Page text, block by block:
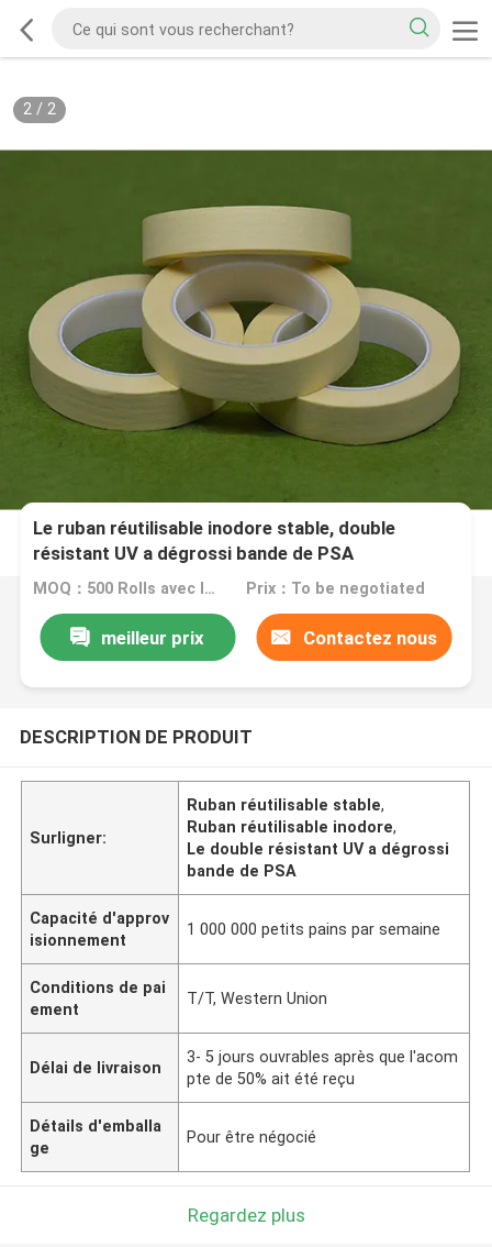
2/ 2
Le ruban réutilisable inodore stable, double
résistant UV a dégrossi bande de PSA
MOQ：500 Rolls avec les mêmes spécifications Prix：To be negotiated
meilleur prix Contactez nous
DESCRIPTION DE PRODUIT
Surligner:
Ruban réutilisable stable,
Ruban réutilisable inodore,
Le double résistant UV a dégrossi
bande de PSA
Capacité d'approv
isionnement
1 000 000 petits pains par semaine
Conditions de pai
ement
T/T, Western Union
Délai de livraison
3- 5 jours ouvrables après que l'acom
pte de 50% ait été reçu
Détails d'emballa
ge
Pour être négocié
Regardez plus